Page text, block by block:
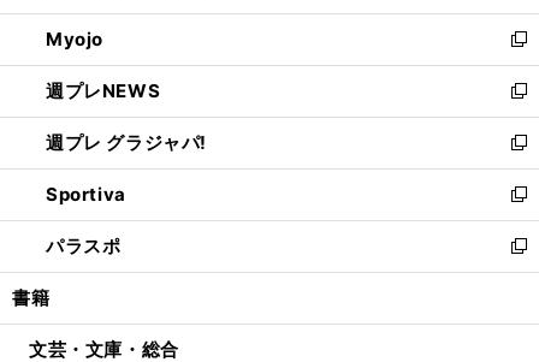
開
く
ウ
で
開
く
ン
ド
ウ
で
開
く
ウ
ィ
ン
ド
ウ
で
開
く
Myojo
新
し
い
ウ
ィ
ン
ド
ウ
で
開
週プレNEWS
新
し
い
ウ
ィ
ン
ド
ウ
開
週プレ グラジャパ!
新
し
い
ウ
ィ
ン
ウ
Sportiva
新
し
い
ウ
ン
パラスポ
新
し
ウ
書籍
文芸・文庫・総合